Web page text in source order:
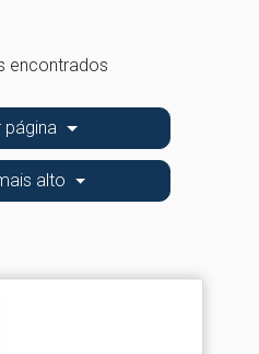
encontrados
página
alto